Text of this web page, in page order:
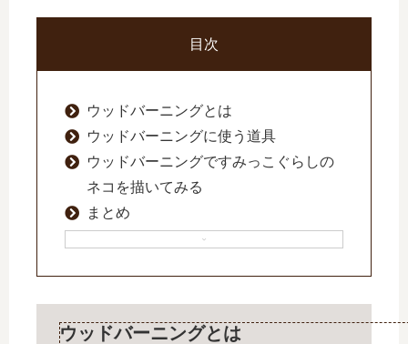
目次
ウッドバーニングとは
ウッドバーニングに使う道具
ウッドバーニングですみっこぐらしの
ネコを描いてみる
まとめ
ウッドバーニングとは